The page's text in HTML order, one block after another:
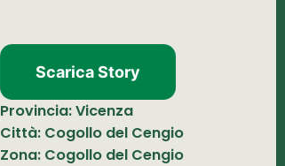
Scarica Story
Provincia: Vicenza
Città: Cogollo del Cengio
Zona: Cogollo del Cengio